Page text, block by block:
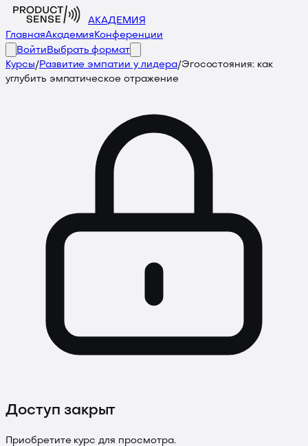
АКАДЕМИЯ
ГлавнаяАкадемия Конференции
Войти Выбрать формат
Курсы/ Развитие эмпатии у лидера/Эгосостояния: как
углубить эмпатическое отражение
Доступ закрыт
Приобретите курс для просмотра.